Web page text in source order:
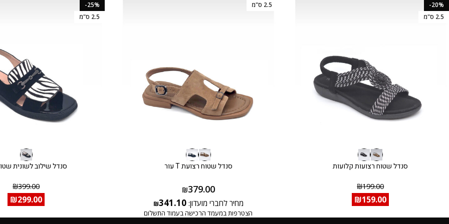
-20%
2.5 ס"מ
סנדל שטוח רצועות קלועות
₪199.00
₪159.00
2.5 ס"מ
סנדל שטוח רצועת T עור
₪379.00
מחיר לחברי מועדון: ₪341.10
הצטרפות במעמד הרכישה בעמוד התשלום
-25%
2.5 ס"מ
סנדל שילוב לשונית
₪399.00
₪299.00